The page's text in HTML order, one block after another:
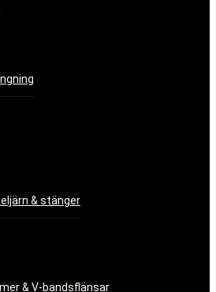
& stänger
& V-bandsflänsar